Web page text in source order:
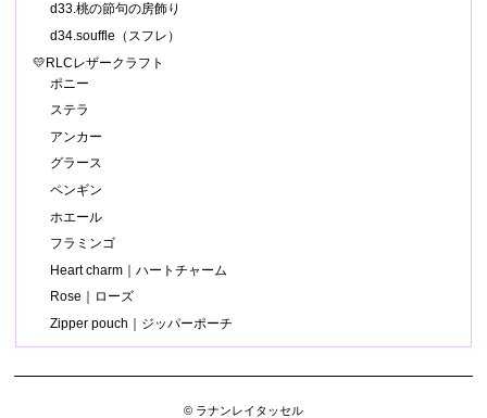
d33.桃の節句の房飾り
d34.souffle（スフレ）
💛RLCレザークラフト
ポニー
ステラ
アンカー
グラース
ペンギン
ホエール
フラミンゴ
Heart charm｜ハートチャーム
Rose｜ローズ
Zipper pouch｜ジッパーポーチ
© ラナンレイタッセル